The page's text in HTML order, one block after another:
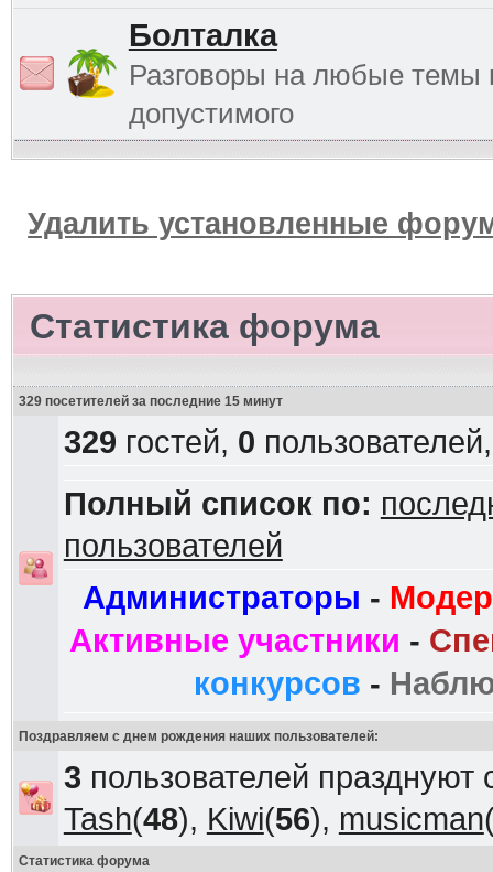
Болталка
Разговоры на любые темы
допустимого
Удалить установленные
Статистика форума
329 посетителей за последние 15 минут
329 гостей, 0
Полный список по:
пользователей
Администраторы -
Активные участники -
конкурсов -
Поздравляем с днем рождения наших пользователей:
3 пользователей
Tash(48), Kiwi(56), musicman
Статистика форума